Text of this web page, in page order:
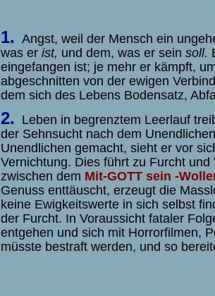
1. Angst, weil der Mensch ein
was er ist, und dem, was er sein soll.
eingefangen ist; je mehr er kämpft,
abgeschnitten von der ewigen
dem sich des Lebens Bodensatz,
2. Leben in begrenztem Leerlauf
der Sehnsucht nach dem U
Unendlichen gemacht, sieht er vor
Vernichtung. Dies führt zu Furcht
zwischen dem Mit-GOTT sein -
Genuss enttäuscht, erzeugt die
keine Ewigkeitswerte in sich selbst
der Furcht. In Voraussicht fataler
entgehen und sich mit Horrorfilmen,
müsste bestraft werden, und so